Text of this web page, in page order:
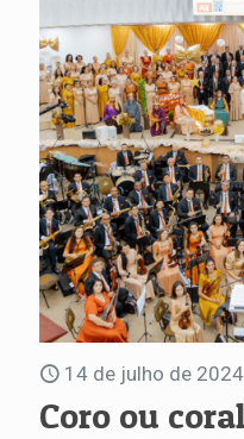
14 de julho de 2024
Coro ou